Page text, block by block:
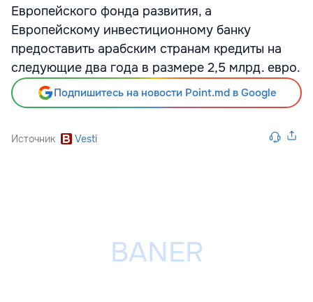
Европейского фонда развития, а
Европейскому инвестиционному банку
предоставить арабским странам кредиты на
следующие два года в размере 2,5 млрд. евро.
Подпишитесь на новости Point.md в Google
Источник Vesti